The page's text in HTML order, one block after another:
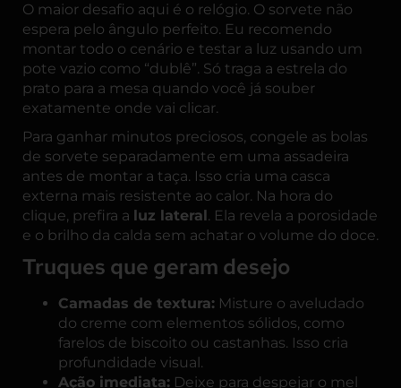
O maior desafio aqui é o relógio. O sorvete não
espera pelo ângulo perfeito. Eu recomendo
montar todo o cenário e testar a luz usando um
pote vazio como “dublê”. Só traga a estrela do
prato para a mesa quando você já souber
exatamente onde vai clicar.
Para ganhar minutos preciosos, congele as bolas
de sorvete separadamente em uma assadeira
antes de montar a taça. Isso cria uma casca
externa mais resistente ao calor. Na hora do
clique, prefira a luz lateral . Ela revela a porosidade
e o brilho da calda sem achatar o volume do doce.
Truques que geram desejo
Camadas de textura: Misture o aveludado
do creme com elementos sólidos, como
farelos de biscoito ou castanhas. Isso cria
profundidade visual.
Ação imediata: Deixe para despejar o mel